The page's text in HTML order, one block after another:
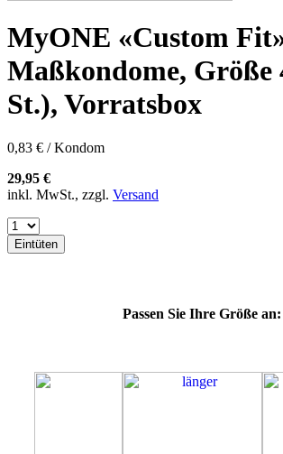
57H
57K
60E
60F
60G
60H
60K
60L
64E
64F
64L
64M
MyONE «Custom
Maßkondome, Größe
St.), Vorratsbox
0,83 € / Kondom
29,95 €
inkl. MwSt., zzgl. Versand
Eintüten
Passen Sie Ihre Größe an: